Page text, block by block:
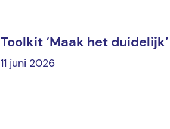
Toolkit ‘Maak het duidelijk’
11 juni 2026